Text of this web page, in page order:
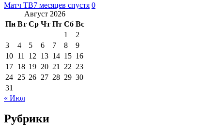
Матч ТВ7 месяцев спустя 0
Август 2026
Пн Вт Ср Чт Пт Сб Вс
1
2
3
4 5 6 7 8
9
10 11 12 13 14 15 16
17 18 19 20 21 22 23
24 25 26 27 28 29 30
31
« Июл
Рубрики